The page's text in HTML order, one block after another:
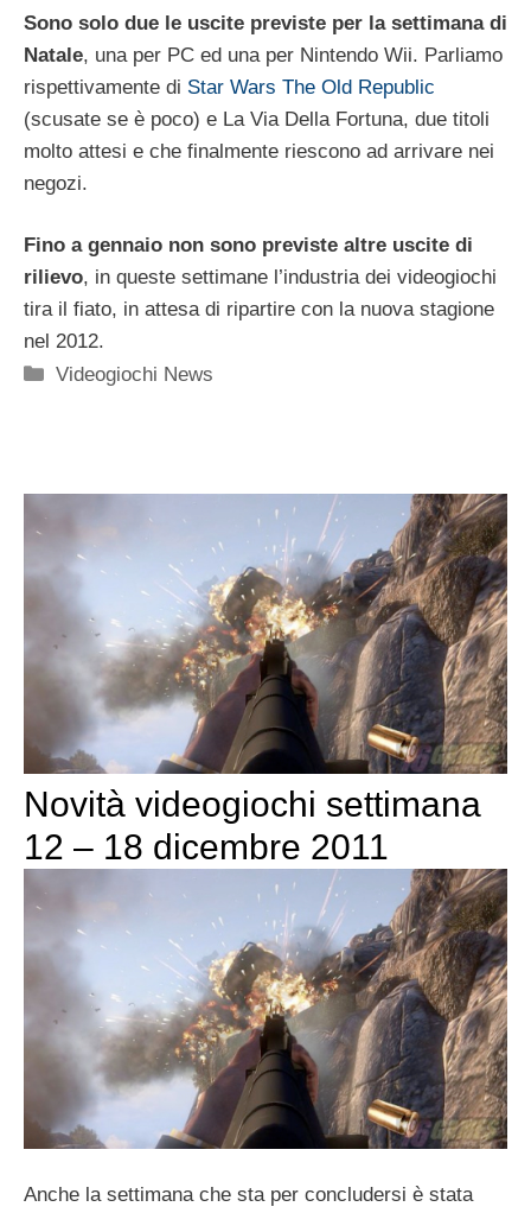
Sono solo due le uscite previste per la settimana di
Natale, una per PC ed una per Nintendo Wii. Parliamo
rispettivamente di Star Wars The Old Republic
(scusate se è poco) e La Via Della Fortuna, due titoli
molto attesi e che finalmente riescono ad arrivare nei
negozi.
Fino a gennaio non sono previste altre uscite di
rilievo, in queste settimane l’industria dei videogiochi
tira il fiato, in attesa di ripartire con la nuova stagione
nel 2012.
Categorie
Videogiochi News
Novità videogiochi settimana
12 – 18 dicembre 2011
Anche la settimana che sta per concludersi è stata